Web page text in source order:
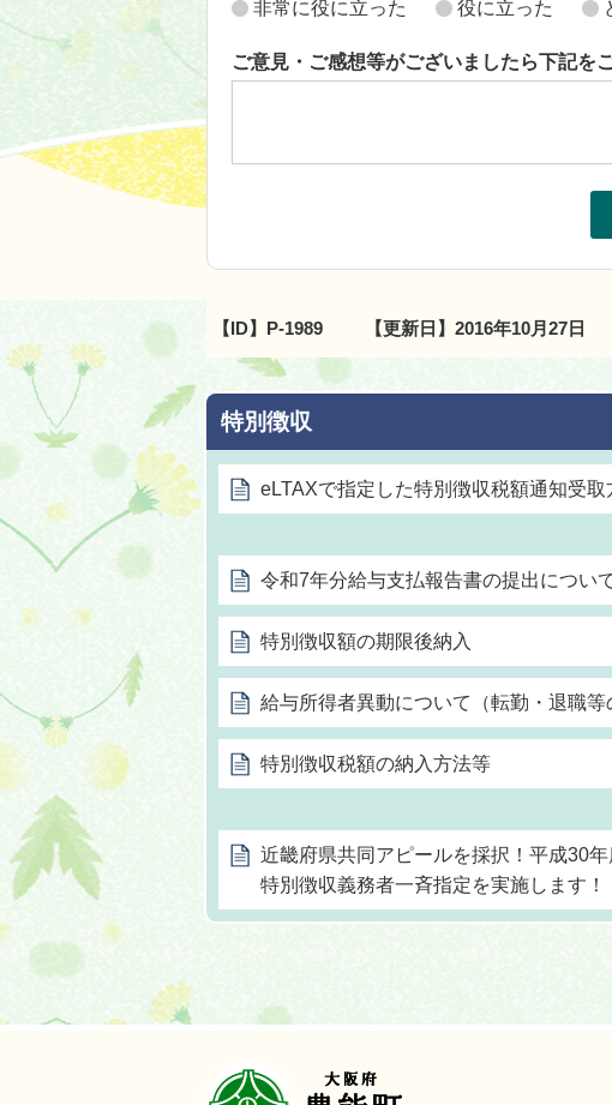
非常に役に立った
役に立った
ご意見・ご感想等がございましたら下記を
【ID】 P-1989 【更新日】 2016年10月27日
特別徴収
eLTAXで指定した特別徴収税額通知受取
令和7年分給与支払報告書の提出につい
特別徴収額の期限後納入
給与所得者異動について（転勤・退職等
特別徴収税額の納入方法等
近畿府県共同アピールを採択！平成30
特別徴収義務者一斉指定を実施します！